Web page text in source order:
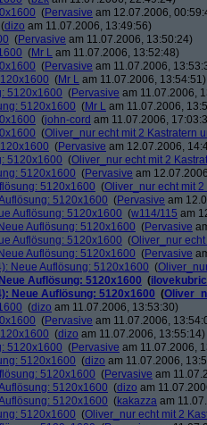
(Pervasive am 12.07.2006,
(dizo am 11.07.2006, 13:49:56)
(Pervasive am 11.07.2006, 13:50:24)
(Mr L am 11.07.2006, 13:52:48)
(Pervasive am 11.07.2006,
(Mr L am 11.07.2006, 13:54:51)
5120x1600 (Pervasive am 11.07.2006,
5120x1600 (Mr L am 11.07.2006,
(john-cord am 11.07.2006,
(Oliver_nur echt mit 2 Kastratern
(Pervasive am 12.07.2006,
5120x1600 (Oliver_nur echt mit 2
5120x1600 (Pervasive am
5120x1600 (Oliver_nur echt mit
5120x1600 (Pervasive am
Auflösung: 5120x1600 (w114/115 am
Auflösung: 5120x1600 (Pervasive
Auflösung: 5120x1600 (Oliver_nur
Auflösung: 5120x1600 (Pervasive
Neue Auflösung: 5120x1600 (
Auflösung: 5120x1600 (
Neue Auflösung: 5120x1600 (
(dizo am 11.07.2006, 13:53:30)
(Pervasive am 11.07.2006,
(dizo am 11.07.2006, 13:55:14)
5120x1600 (Pervasive am 11.07.2006,
5120x1600 (dizo am 11.07.2006,
5120x1600 (Pervasive am
5120x1600 (dizo am
5120x1600 (kakazza am
5120x1600 (Oliver_nur echt mit 2